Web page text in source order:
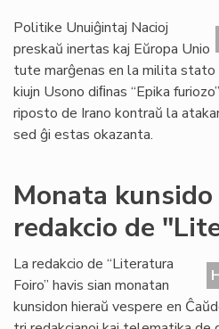
Politike Unuiĝintaj Nacioj
preskaŭ inertas kaj Eŭropa Unio
tute marĝenas en la milita stato
kiujn Usono diﬁnas “Epika
riposto de Irano kontraŭ la
sed ĝi estas okazanta.
Monata kunsido
redakcio de
La redakcio de “Literatura
Foiro” havis sian monatan
kunsidon hieraŭ vespere en